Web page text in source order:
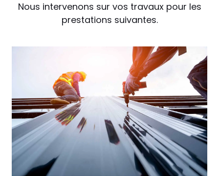
Nous intervenons sur vos travaux pour les
prestations suivantes.